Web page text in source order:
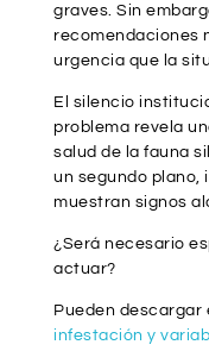
graves. Sin
recomendaciones
urgencia que la
El silencio
problema revela
salud de la fauna
un segundo plano,
muestran signos
¿Será necesario
actuar?
Pueden descargar
infestación y